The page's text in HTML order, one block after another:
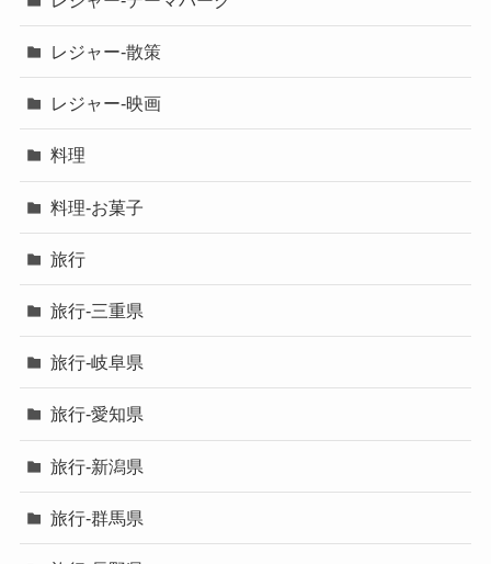
レジャー-散策
レジャー-映画
料理
料理-お菓子
旅行
旅行-三重県
旅行-岐阜県
旅行-愛知県
旅行-新潟県
旅行-群馬県